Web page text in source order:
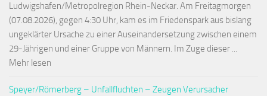
Ludwigshafen/Metropolregion Rhein-Neckar. Am Freitagmorgen
(07.08.2026), gegen 4:30 Uhr, kam es im Friedenspark aus bislang
ungeklärter Ursache zu einer Auseinandersetzung zwischen einem
29-Jährigen und einer Gruppe von Männern. Im Zuge dieser ...
Mehr lesen
Speyer/Römerberg – Unfallfluchten – Zeugen Verursacher